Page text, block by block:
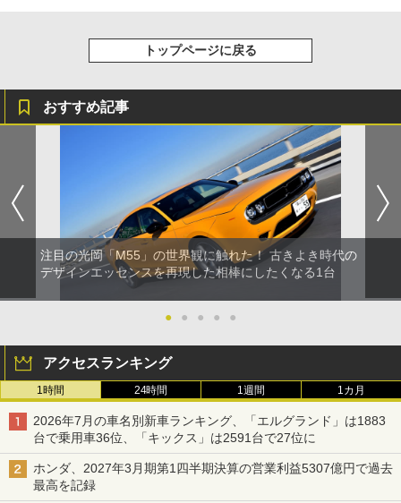
トップページに戻る
おすすめ記事
注目の光岡「M55」の世界観に触れた！ 古きよき時代の
デザインエッセンスを再現した相棒にしたくなる1台
● ● ● ● ●
アクセスランキング
1時間 24時間 1週間 1カ月
2026年7月の車名別新車ランキング、「エルグランド」は1883
台で乗用車36位、「キックス」は2591台で27位に
ホンダ、2027年3月期第1四半期決算の営業利益5307億円で過去
最高を記録